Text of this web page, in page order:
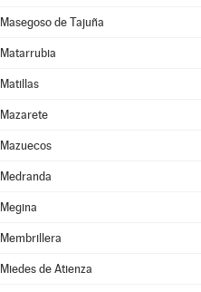
Masegoso de Tajuña
Matarrubia
Matillas
Mazarete
Mazuecos
Medranda
Megina
Membrillera
Miedes de Atienza